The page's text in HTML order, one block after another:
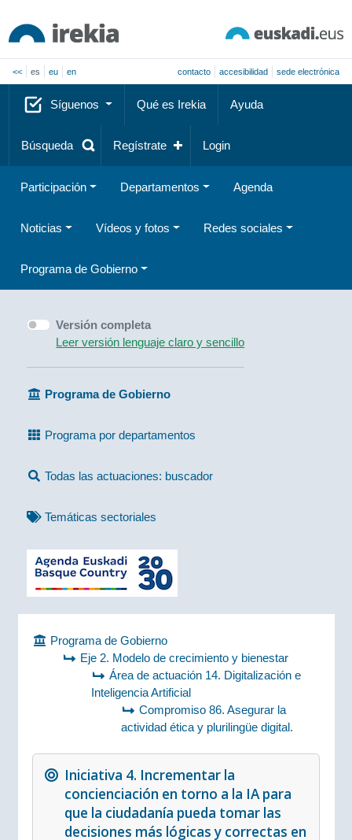
<< es eu en contacto accesibilidad sede electrónica
Síguenos Qué es Irekia Ayuda
Búsqueda Regístrate Login
Participación Departamentos Agenda
Noticias Vídeos y fotos Redes sociales
Programa de Gobierno
Versión completa
Leer versión lenguaje claro y sencillo
Programa de Gobierno
Programa por departamentos
Todas las actuaciones: buscador
Temáticas sectoriales
Programa de Gobierno
Eje 2. Modelo de crecimiento y bienestar
Área de actuación 14. Digitalización e
Inteligencia Artificial
Compromiso 86. Asegurar la
actividad ética y plurilingüe digital.
Iniciativa 4. Incrementar la
concienciación en torno a la IA para
que la ciudadanía pueda tomar las
decisiones más lógicas y correctas en